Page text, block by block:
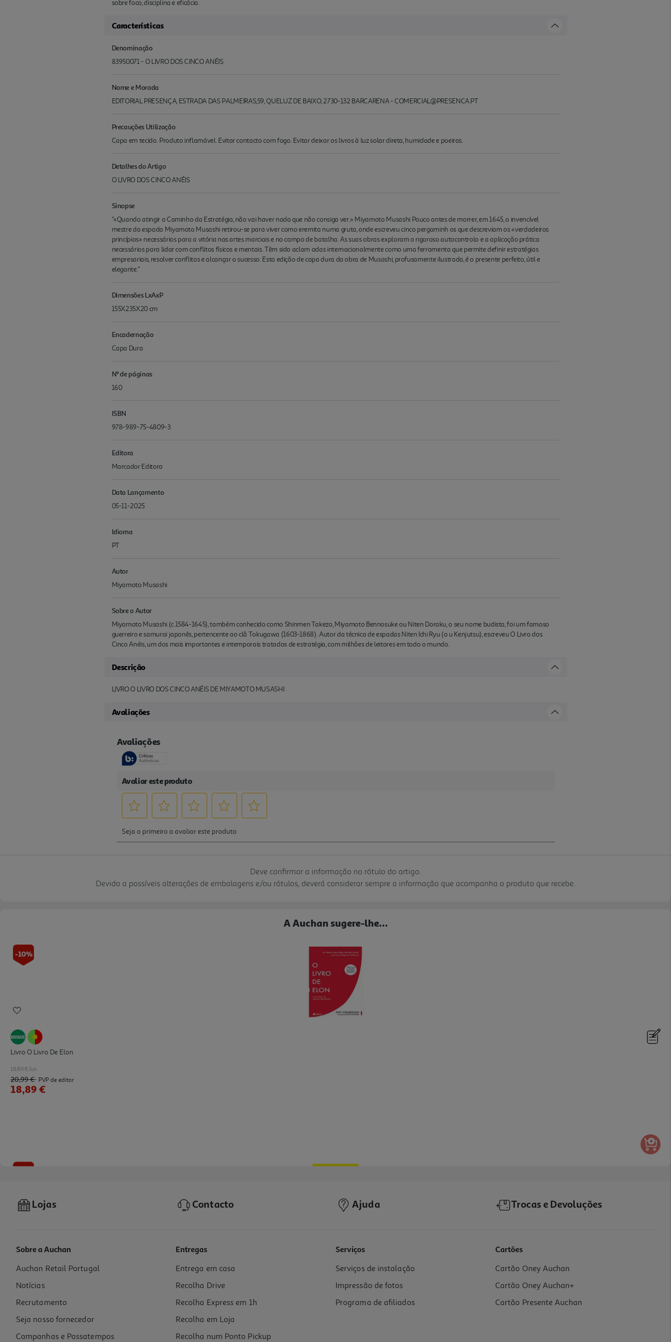
sobre foco, disciplina e eficácia.
Características
Denominação
83950071 - O LIVRO DOS CINCO ANÉIS
Nome e Morada
EDITORIAL PRESENÇA, ESTRADA DAS PALMEIRAS,59, QUELUZ DE BAIXO, 2730-132 BARCARENA - COMERCIAL@PRESENCA.PT
Precauções Utilização
Capa em tecido. Produto inflamável. Evitar contacto com fogo. Evitar deixar os livros à luz solar direta, humidade e poeiras.
Detalhes do Artigo
O LIVRO DOS CINCO ANÉIS
Sinopse
"«Quando atingir o Caminho da Estratégia, não vai haver nada que não consiga ver.» Miyamoto Musashi Pouco antes de morrer, em 1645, o invencível
mestre da espada Miyamoto Musashi retirou-se para viver como eremita numa gruta, onde escreveu cinco pergaminh os que descreviam os «verdadeiros
princípios» necessários para a vitória nas artes marciais e no campo de batalha. As suas obras exploram o rigoroso autocontrolo e a aplicação prática
necessários para lidar com conflitos físicos e mentais. Têm sido aclam adas internacionalmente como uma ferramenta que permite definir estratégias
empresariais, resolver conflitos e alcançar o sucesso. Esta edição de capa dura da obra de Musashi, profusamente ilustrada, é o presente perfeito, útil e
elegante."
Dimensões LxAxP
155X235X20 cm
Encadernação
Capa Dura
Nº de páginas
160
ISBN
978-989-75-4809-3
Editora
Marcador Editora
Data Lançamento
05-11-2025
Idioma
PT
Autor
Miyamoto Musashi
Sobre o Autor
Miyamoto Musashi (c.1584-1645), também conhecido como Shinmen Takezo, Miyamoto Bennosuke ou Niten Doraku, o seu nome budista, foi um famoso
guerreiro e samurai japonês, pertencente ao clã Tokugawa (1603-1868). Autor da técnica de espadas Niten Ichi Ryu (o u Kenjutsu), escreveu O Livro dos
Cinco Anéis, um dos mais importantes e intemporais tratados de estratégia, com milhões de leitores em todo o mundo.
Descrição
LIVRO O LIVRO DOS CINCO ANÉIS DE MIYAMOTO MUSASHI
Avaliações
Deve confirmar a informação no rótulo do artigo.
Devido a possíveis alterações de embalagens e/ou rótulos, deverá considerar sempre a informação que acompanha o produto que recebe.
A Auchan sugere-lhe...
-10%
Livro O Livro De Elon
18.89 €/un
20,99 € PVP de editor
18,89 €
Livro Escrita 2.0 De Martim Mariano
15.98 €/un
15,98 €
Lojas Contacto Ajuda Trocas e Devoluções
Sobre a Auchan
Auchan Retail Portugal
Notícias
Recrutamento
Seja nosso fornecedor
Campanhas e Passatempos
Entregas
Entrega em casa
Recolha Drive
Recolha Express em 1h
Recolha em Loja
Recolha num Ponto Pickup
Serviços
Serviços de instalação
Impressão de fotos
Programa de afiliados
Cartões
Cartão Oney Auchan
Cartão Oney Auchan+
Cartão Presente Auchan